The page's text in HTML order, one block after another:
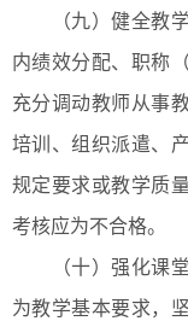
（九）健全教学
内绩效分配、职称
充分调动教师从事
培训、组织派遣、
规定要求或教学质
考核应为不合格。
（十）强化课堂
为教学基本要求，